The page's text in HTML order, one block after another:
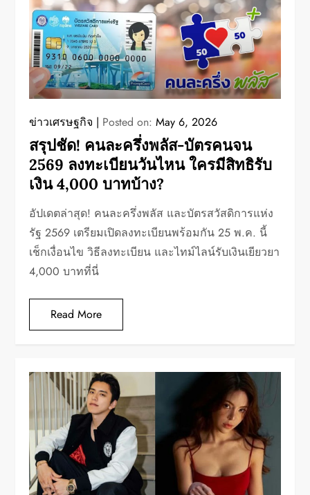
ข่าวเศรษฐกิจ Posted on:May 6, 2026
สรุปชัด! คนละครึ่งพลัส-บัตรคนจน
2569 ลงทะเบียนวันไหน ใครมีสิทธิรับ
เงิน 4,000 บาทบ้าง?
อัปเดตล่าสุด! คนละครึ่งพลัส และบัตรสวัสดิการแห่ง
รัฐ 2569 เตรียมเปิดลงทะเบียนพร้อมกัน 25 พ.ค. นี้
เช็กเงื่อนไข วิธีลงทะเบียน และไทม์ไลน์รับเงินเยียวยา
4,000 บาทที่นี่
Read More